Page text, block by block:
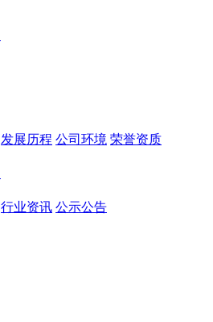
发展历程 公司环境 荣誉资质
行业资讯 公示公告